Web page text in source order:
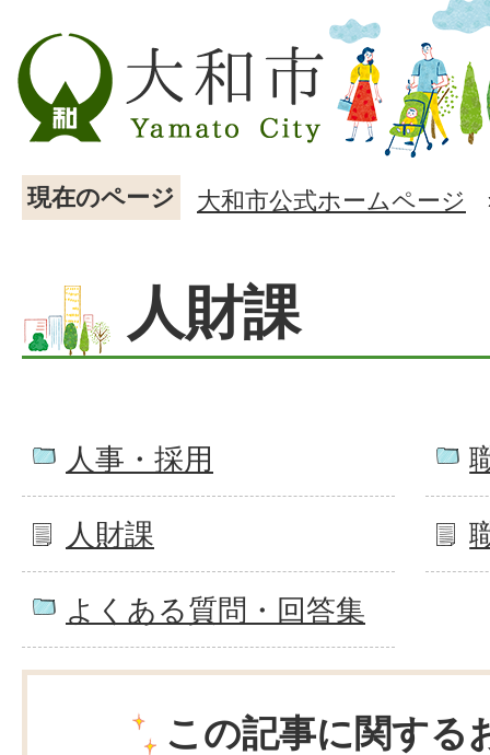
現在のページ 大和市公式ホームページ
人財課
人事・採用
人財課
よくある質問・回答集
この記事に関する